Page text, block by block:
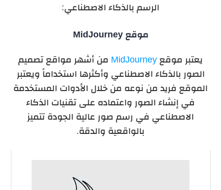
الرسم بالذكاء الاصطناعي:
موقعMidJourney
يعتبر موقع MidJourney من أشهر مواقع تصميم
الصور بالذكاء الاصطناعي وأكثرها استخداماً ويعتبر
الموقع فريد من نوعه من خلال الأدوات المستخدمة
في إنشاء الصور واعتماده على تقنيات الذكاء
الاصطناعي في رسم صور عالية الجودة تتميز
بالواقعية والدقة.